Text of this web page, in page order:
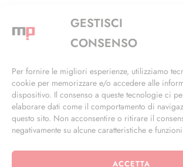
GESTISCI
CONSENSO
Per fornire le migliori esperienze, utilizziamo
cookie per memorizzare e/o accedere alle
dispositivo. Il consenso a queste tecnologie ci
elaborare dati come il comportamento di
questo sito. Non acconsentire o ritirare il
negativamente su alcune caratteristiche e
ACCETTA
Via Alfieri, 27 - Trezzano Sul Naviglio
+39 02 4846 3155
info@masterphil.it